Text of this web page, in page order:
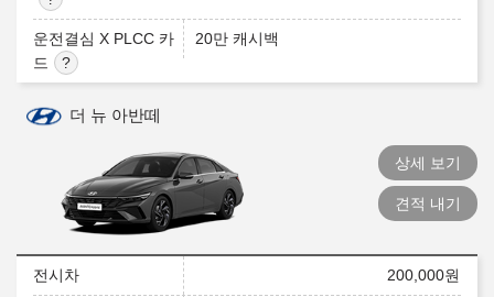
운전결심 X PLCC 카
드
20만 캐시백
더 뉴 아반떼
상세 보기
견적 내기
전시차 200,000원